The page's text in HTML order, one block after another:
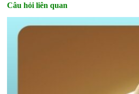
Câu hỏi liên quan